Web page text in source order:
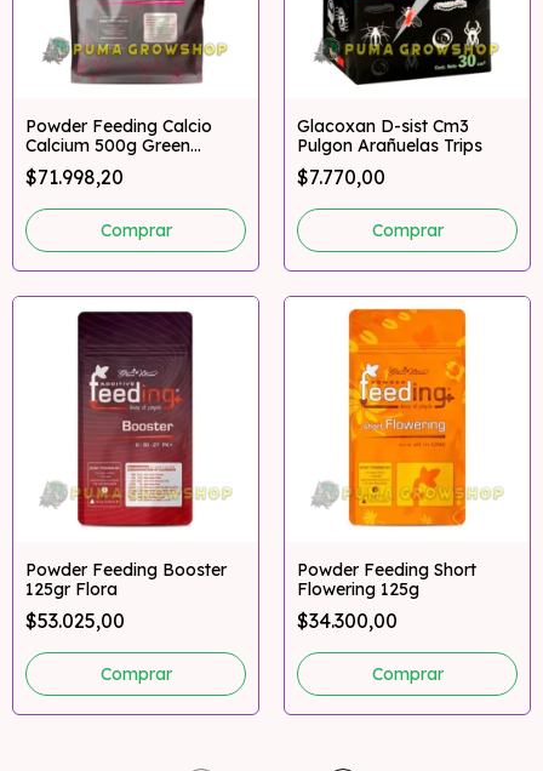
Powder Feeding Calcio
Calcium 500g Green
House
$71.998,20
Glacoxan D-sist Cm3
Pulgon Arañuelas Trips
$7.770,00
Powder Feeding Booster
125gr Flora
$53.025,00
Powder Feeding Short
Flowering 125g
$34.300,00